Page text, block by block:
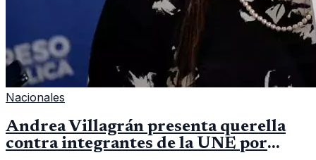
Nacionales
Andrea Villagrán presenta querella
contra integrantes de la UNE por